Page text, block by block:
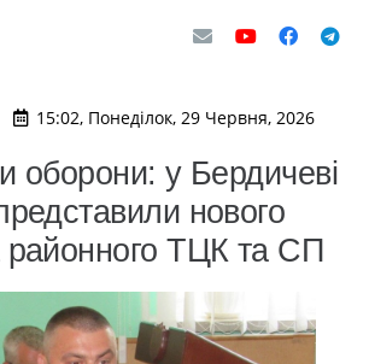
15:02, Понеділок, 29 Червня, 2026
оборони: у Бердичеві
нового
районного ТЦК та СП